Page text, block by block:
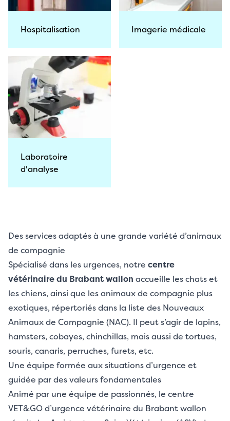
Hospitalisation Imagerie médicale
Laboratoire
d'analyse
Des services adaptés à une grande variété d’animaux
de compagnie
Spécialisé dans les urgences, notre centre
vétérinaire du Brabant wallon accueille les chats et
les chiens, ainsi que les animaux de compagnie plus
exotiques, répertoriés dans la liste des Nouveaux
Animaux de Compagnie (NAC). Il peut s’agir de lapins,
hamsters, cobayes, chinchillas, mais aussi de tortues,
souris, canaris, perruches, furets, etc.
Une équipe formée aux situations d’urgence et
guidée par des valeurs fondamentales
Animé par une équipe de passionnés, le centre
VET&GO d’urgence vétérinaire du Brabant wallon